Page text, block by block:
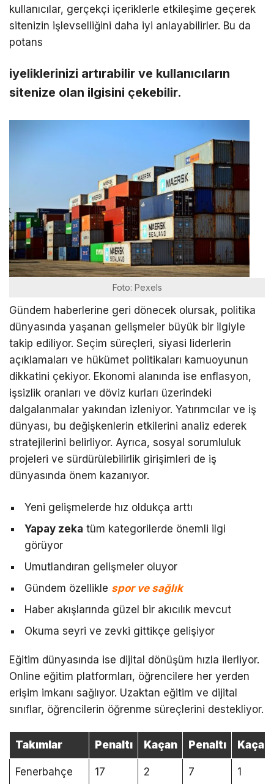
kullanıcılar, gerçekçi içeriklerle etkileşime geçerek
sitenizin işlevselliğini daha iyi anlayabilirler. Bu da
potans
iyeliklerinizi artırabilir ve kullanıcıların
sitenize olan ilgisini çekebilir.
Foto: Pexels
Gündem haberlerine geri dönecek olursak, politika
dünyasında yaşanan gelişmeler büyük bir ilgiyle
takip ediliyor. Seçim süreçleri, siyasi liderlerin
açıklamaları ve hükümet politikaları kamuoyunun
dikkatini çekiyor. Ekonomi alanında ise enflasyon,
işsizlik oranları ve döviz kurları üzerindeki
dalgalanmalar yakından izleniyor. Yatırımcılar ve iş
dünyası, bu değişkenlerin etkilerini analiz ederek
stratejilerini belirliyor. Ayrıca, sosyal sorumluluk
projeleri ve sürdürülebilirlik girişimleri de iş
dünyasında önem kazanıyor.
Yeni gelişmelerde hız oldukça arttı
Yapay zeka tüm kategorilerde önemli ilgi
görüyor
Umutlandıran gelişmeler oluyor
Gündem özellikle spor ve sağlık
Haber akışlarında güzel bir akıcılık mevcut
Okuma seyri ve zevki gittikçe gelişiyor
Eğitim dünyasında ise dijital dönüşüm hızla ilerliyor.
Online eğitim platformları, öğrencilere her yerden
erişim imkanı sağlıyor. Uzaktan eğitim ve dijital
sınıflar, öğrencilerin öğrenme süreçlerini destekliyor.
Takımlar Penaltı Kaçan Penaltı Kaçan
Fenerbahçe 17 2 7 1